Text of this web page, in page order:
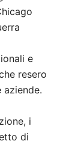
e
resero
i
di